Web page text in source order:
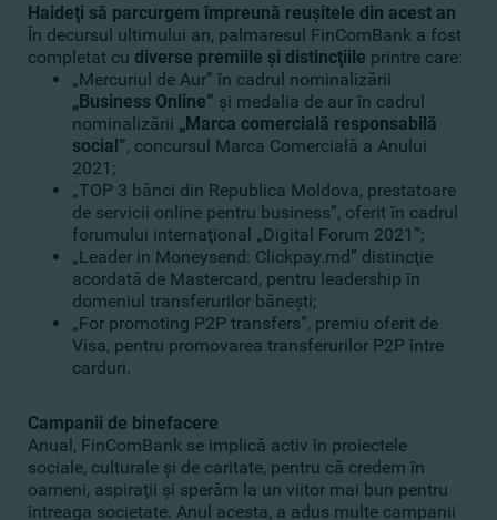
Haideţi să parcurgem împreună reuşitele din acest an
În decursul ultimului an, palmaresul FinComBank a fost
completat cu diverse premiile şi distincţiile printre care:
„Mercuriul de Aur” în cadrul nominalizării
„Business Online” şi medalia de aur în cadrul
nominalizării „Marca comercială responsabilă
social”, concursul Marca Comercială a Anului
2021;
„TOP 3 bănci din Republica Moldova, prestatoare
de servicii online pentru business”, oferit în cadrul
forumului internaţional „Digital Forum 2021”;
„Leader in Moneysend: Clickpay.md” distincţie
acordată de Mastercard, pentru leadership în
domeniul transferurilor băneşti;
„For promoting P2P transfers”, premiu oferit de
Visa, pentru promovarea transferurilor P2P între
carduri.
Campanii de binefacere
Anual, FinComBank se implică activ în proiectele
sociale, culturale şi de caritate, pentru că credem în
oameni, aspiraţii şi sperăm la un viitor mai bun pentru
întreaga societate. Anul acesta, a adus multe campanii